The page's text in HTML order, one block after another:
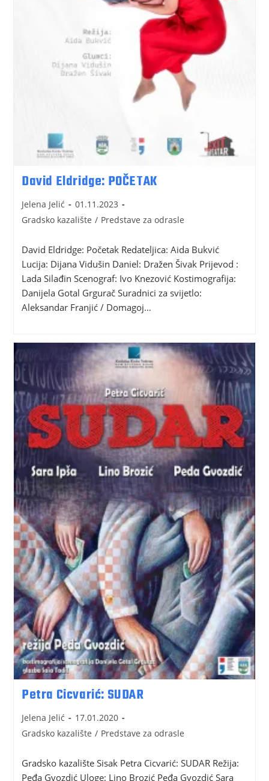
David Eldridge: POČETAK
Jelena Jelić
01.11.2023
Gradsko kazalište / Predstave za odrasle
David Eldridge: Početak Redateljica: Aida Bukvić
Lucija: Dijana Vidušin Daniel: Dražen Šivak Prijevod :
Lada Silađin Scenograf: Ivo Knezović Kostimografija:
Danijela Gotal Grgurač Suradnici za svijetlo:
Aleksandar Franjić / Domagoj…
Petra Cicvarić: SUDAR
Jelena Jelić
17.01.2020
Gradsko kazalište / Predstave za odrasle
Gradsko kazalište Sisak Petra Cicvarić: SUDAR Režija:
Peđa Gvozdić Uloge: Lino Brozić Peđa Gvozdić Sara